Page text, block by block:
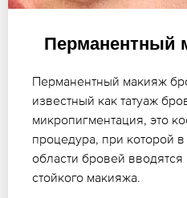
Перманентный
Перманентный макияж
известный как татуаж
микропигментация, это
процедура, при которой
области бровей
стойкого макияжа.